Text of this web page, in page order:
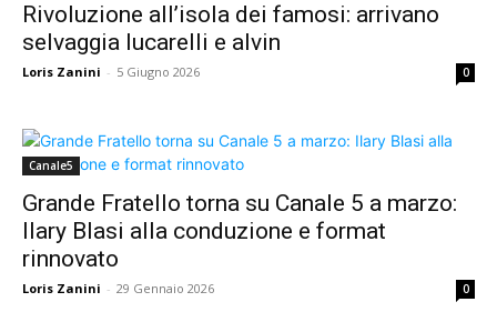
Rivoluzione all’isola dei famosi: arrivano
selvaggia lucarelli e alvin
Loris Zanini - 5 Giugno 2026 0
Canale5
Grande Fratello torna su Canale 5 a marzo:
Ilary Blasi alla conduzione e format
rinnovato
Loris Zanini - 29 Gennaio 2026 0